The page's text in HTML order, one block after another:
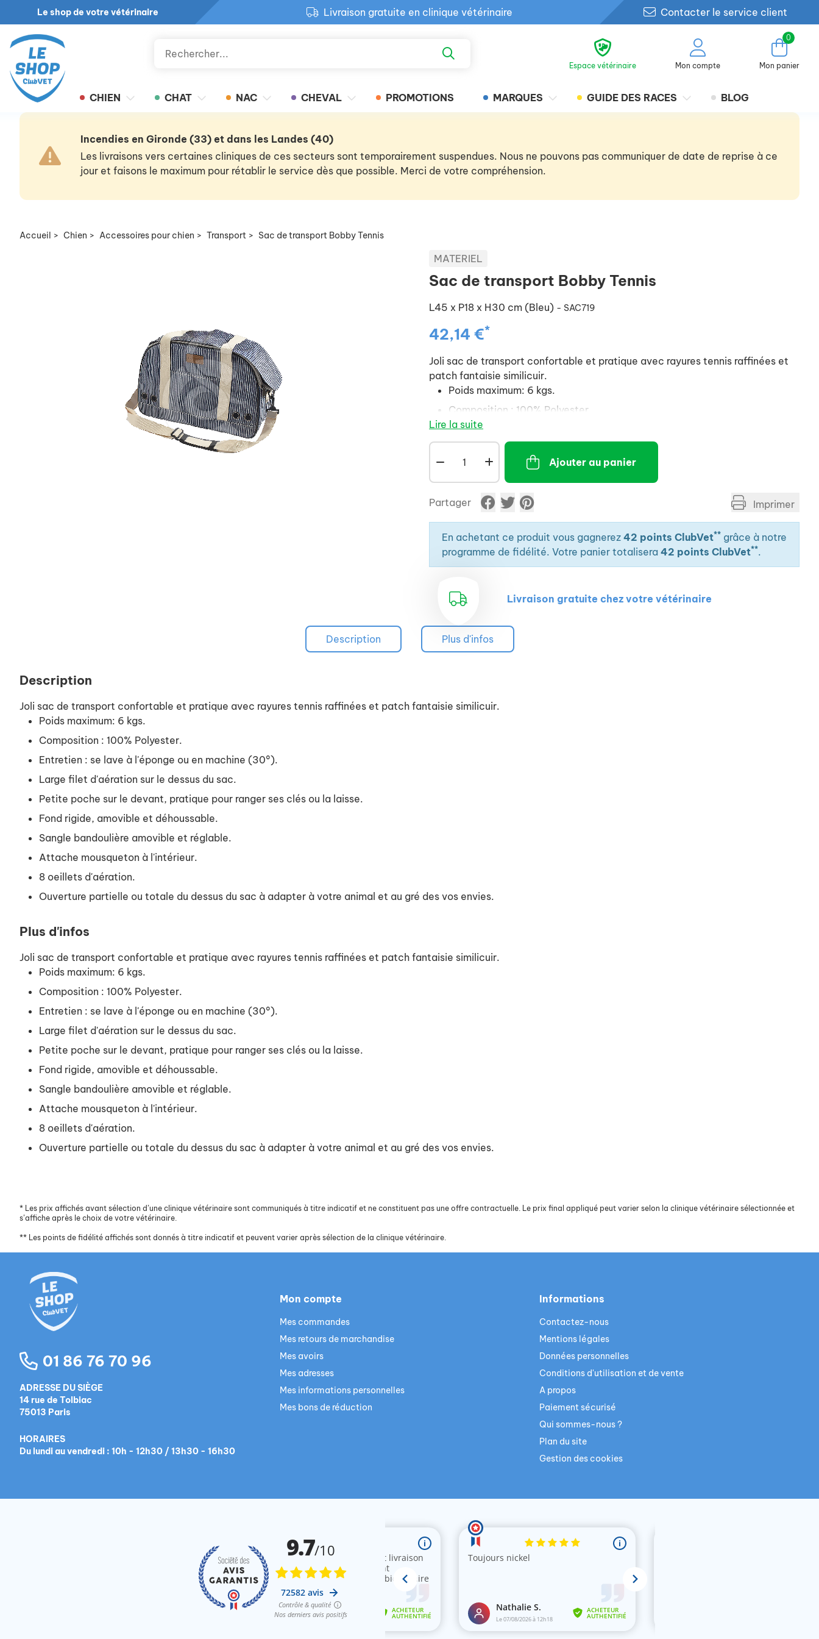
Le shop de votre vétérinaire
Livraison gratuite en clinique vétérinaire
Retour produit gratuit en clinique
Contacter le service client
Espace vétérinaire Mon compte
0
Mon panier
CHIEN CHAT NAC CHEVAL PROMOTIONS MARQUES GUIDE DES RACES BLOG
Incendies en Gironde (33) et dans les Landes (40)
Les livraisons vers certaines cliniques de ces secteurs sont temporairement suspendues. Nous ne pouvons pas communiquer de date de reprise à ce
jour et faisons le maximum pour rétablir le service dès que possible. Merci de votre compréhension.
Accueil > Chien > Accessoires pour chien > Transport > Sac de transport Bobby Tennis
MATERIEL
Sac de transport Bobby Tennis
L45 x P18 x H30 cm (Bleu) - SAC719
42,14 €*
Joli sac de transport confortable et pratique avec rayures tennis raffinées et
patch fantaisie similicuir.
Poids maximum: 6 kgs.
Composition : 100% Polyester.
Entretien : se lave à l'éponge ou en machine (30°).
Large filet d'aération sur le dessus du sac.
Petite poche sur le devant, pratique pour ranger ses clés ou la laisse.
Sangle bandoulière amovible et réglable.
8 oeillets d'aération.
Ouverture partielle ou totale du dessus du sac à adapter à votre animal et
Lire la suite
Ajouter au panier
Partager Imprimer
En achetant ce produit vous gagnerez 42 points ClubVet** grâce à notre
programme de fidélité. Votre panier totalisera 42 points ClubVet**.
Livraison gratuite chez votre vétérinaire
Description Plus d'infos
Description
Joli sac de transport confortable et pratique avec rayures tennis raffinées et patch fantaisie similicuir.
Poids maximum: 6 kgs.
Composition : 100% Polyester.
Entretien : se lave à l'éponge ou en machine (30°).
Large filet d'aération sur le dessus du sac.
Petite poche sur le devant, pratique pour ranger ses clés ou la laisse.
Fond rigide, amovible et déhoussable.
Sangle bandoulière amovible et réglable.
Attache mousqueton à l'intérieur.
8 oeillets d'aération.
Ouverture partielle ou totale du dessus du sac à adapter à votre animal et au gré des vos envies.
Plus d'infos
Joli sac de transport confortable et pratique avec rayures tennis raffinées et patch fantaisie similicuir.
Poids maximum: 6 kgs.
Composition : 100% Polyester.
Entretien : se lave à l'éponge ou en machine (30°).
Large filet d'aération sur le dessus du sac.
Petite poche sur le devant, pratique pour ranger ses clés ou la laisse.
Fond rigide, amovible et déhoussable.
Sangle bandoulière amovible et réglable.
Attache mousqueton à l'intérieur.
8 oeillets d'aération.
Ouverture partielle ou totale du dessus du sac à adapter à votre animal et au gré des vos envies.
* Les prix affichés avant sélection d’une clinique vétérinaire sont communiqués à titre indicatif et ne constituent pas une offre contractuelle. Le prix final appliqué peut varier selon la clinique vétérinaire sélectionnée et
s’affiche après le choix de votre vétérinaire.
** Les points de fidélité affichés sont donnés à titre indicatif et peuvent varier après sélection de la clinique vétérinaire.
01 86 76 70 96
ADRESSE DU SIÈGE
14 rue de Tolbiac
75013 Paris
HORAIRES
Du lundi au vendredi : 10h - 12h30 / 13h30 - 16h30
Mon compte
Mes commandes
Mes retours de marchandise
Mes avoirs
Mes adresses
Mes informations personnelles
Mes bons de réduction
Informations
Contactez-nous
Mentions légales
Données personnelles
Conditions d'utilisation et de vente
A propos
Paiement sécurisé
Qui sommes-nous ?
Plan du site
Gestion des cookies